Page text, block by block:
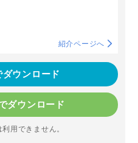
紹介ページへ
ウンロード
ダウンロード
用できません。